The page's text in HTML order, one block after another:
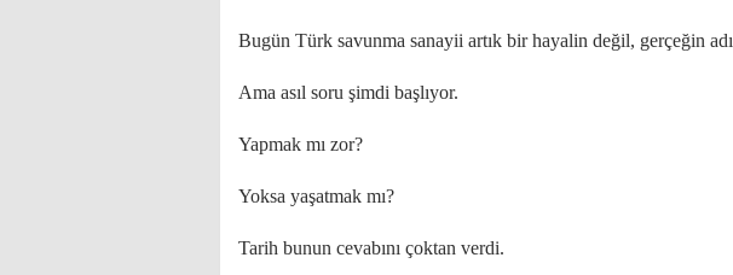
Bugün Türk savunma sanayii artık bir hayalin değil, gerçeğin
Ama asıl soru şimdi başlıyor.
Yapmak mı zor?
Yoksa yaşatmak mı?
Tarih bunun cevabını çoktan verdi.